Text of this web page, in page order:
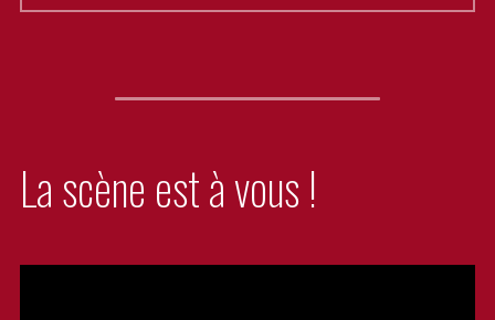
La scène est à vous !